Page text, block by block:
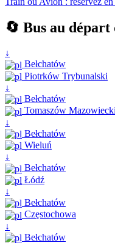
🔄 Bus au départ
↓
Bełchatów
Piotrków Trybunalski
↓
Bełchatów
Tomaszów
↓
Bełchatów
Wieluń
↓
Bełchatów
Łódź
↓
Bełchatów
Częstochowa
↓
Bełchatów